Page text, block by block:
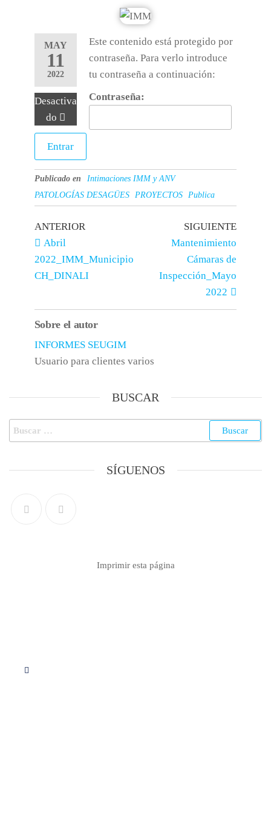
MAY
11
2022
Desactiva
do
Este contenido está protegido por
contraseña. Para verlo introduce
tu contraseña a continuación:
Contraseña:
Publicado en
Intimaciones IMM y ANV
PATOLOGÍAS DESAGÜES
PROYECTOS Publica
ANTERIOR
Abril
2022_IMM_Municipio
CH_DINALI
SIGUIENTE
Mantenimiento
Cámaras de
Inspección_Mayo
2022
Sobre el autor
INFORMES SEUGIM
Usuario para clientes varios
BUSCAR
SÍGUENOS
Imprimir esta página